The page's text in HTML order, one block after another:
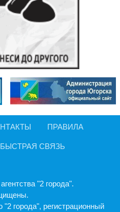
ПРАВИЛА
БЫСТРАЯ СВЯЗЬ
"2 города".
города", регистрационный